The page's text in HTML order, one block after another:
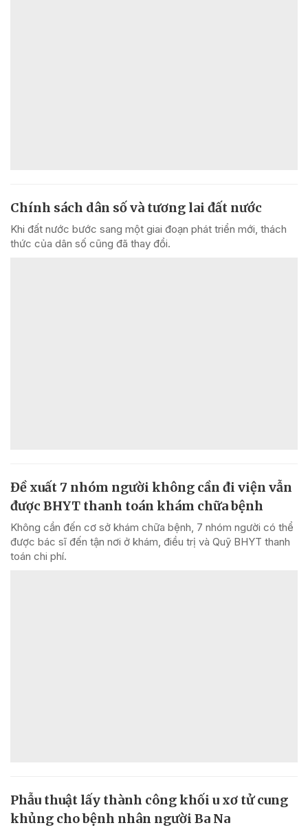
Chính sách dân số và tương lai đất nước
Khi đất nước bước sang một giai đoạn phát triển mới, thách
thức của dân số cũng đã thay đổi.
Đề xuất 7 nhóm người không cần đi viện vẫn
được BHYT thanh toán khám chữa bệnh
Không cần đến cơ sở khám chữa bệnh, 7 nhóm người có thể
được bác sĩ đến tận nơi ở khám, điều trị và Quỹ BHYT thanh
toán chi phí.
Phẫu thuật lấy thành công khối u xơ tử cung
khủng cho bệnh nhân người Ba Na